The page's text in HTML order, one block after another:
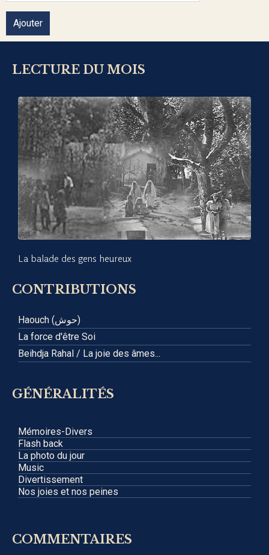
Ajouter
LECTURE DU MOIS
La balade des gens heureux
CONTRIBUTIONS
Haouch (حوش)
La force d'être Soi
Beihdja Rahal / La joie des âmes...
GÉNÉRALITÉS
Mémoires-Divers
Flash back
La photo du jour
Music
Divertissement
Nos joies et nos peines
COMMENTAIRES